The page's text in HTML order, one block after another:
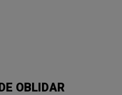
OBLIDAR